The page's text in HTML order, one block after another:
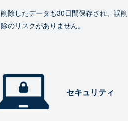
削除したデータも30日間保存され、誤削
除のリスクがありません。
セキュリティ